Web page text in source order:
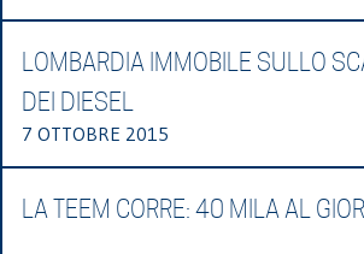
LOMBARDIA IMMOBILE SULLO
DEI DIESEL
7 OTTOBRE 2015
LA TEEM CORRE: 40 MILA AL